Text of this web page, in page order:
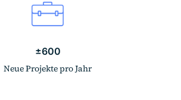
±600
Neue Projekte pro Jahr